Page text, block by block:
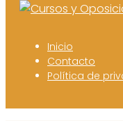
Inicio
Contacto
Política de